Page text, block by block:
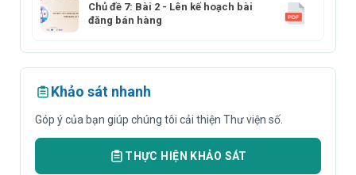
Chủ đề 7: Bài 2 - Lên kế hoạch bài
đăng bán hàng
Khảo sát nhanh
Góp ý của bạn giúp chúng tôi cải thiện Thư viện số.
THỰC HIỆN KHẢO SÁT